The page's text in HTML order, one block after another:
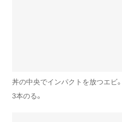
丼の中央でインパクトを放つエビ
3本のる。